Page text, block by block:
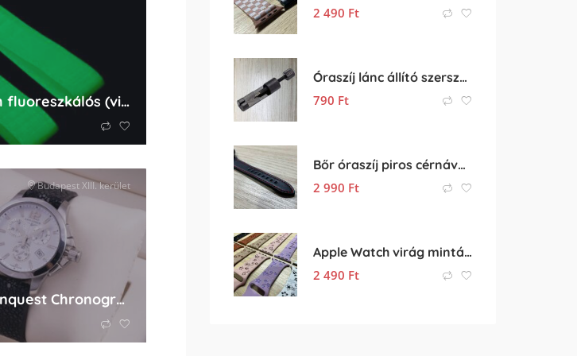
Apple Watch fluoreszkálós (világítós) óraszíj
Budapest XIII. kerület
Longines Conquest Chronograph
2 490 Ft
Óraszíj lánc állító szerszám
790 Ft
Bőr óraszíj piros cérnával 20mm-es méretben
2 990 Ft
Apple Watch virág mintás dombornyomott óraszíj
2 490 Ft